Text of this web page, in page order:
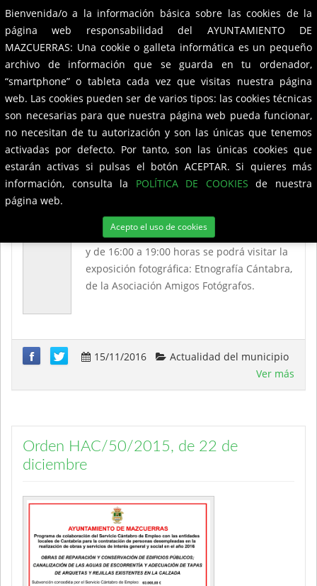
Toggle
navigation
Ayuntamiento de Mazcuerras
Bienvenida/o a la información básica sobre las cookies de la
página web responsabilidad del AYUNTAMIENTO DE
MAZCUERRAS: Una cookie o galleta informática es un pequeño
archivo de información que se guarda en tu ordenador,
“smartphone” o tableta cada vez que visitas nuestra página
web. Las cookies pueden ser de varios tipos: las cookies técnicas
son necesarias para que nuestra página web pueda funcionar,
no necesitan de tu autorización y son las únicas que tenemos
activadas por defecto. Por tanto, son las únicas cookies que
estarán activas si pulsas el botón ACEPTAR. Si quieres más
información, consulta la POLÍTICA DE COOKIESde nuestra
página web.
Acepto el uso de cookies
Noticias
Exposición Fotográfica: Etnografía
Cantabra
Cultural de Villanueva de la Peña, en
horario de lunes a viernes de 10:00 a 13:00
y de 16:00 a 19:00 horas se podrá visitar la
exposición fotográfica: Etnografía Cántabra,
de la Asociación Amigos Fotógrafos.
15/11/2016
Actualidad del municipio
Ver más
Orden HAC/50/2015, de 22 de
diciembre